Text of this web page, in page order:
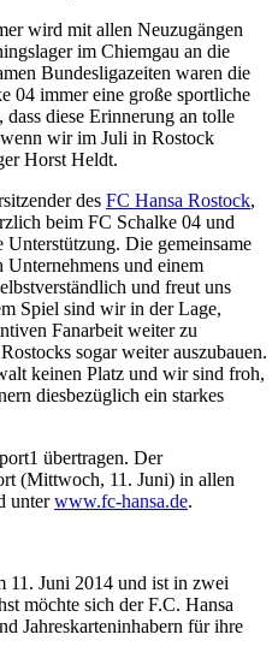
wird mit allen Neuzugängen
im Chiemgau an die
Bundesligazeiten waren die
04 immer eine große sportliche
diese Erinnerung an tolle
wir im Juli in Rostock
Horst Heldt.
des FC Hansa Rostock,
beim FC Schalke 04 und
Unterstützung. Die gemeinsame
und einem
und freut uns
Spiel sind wir in der Lage,
Fanarbeit weiter zu
sogar weiter auszubauen.
keinen Platz und wir sind froh,
diesbezüglich ein starkes
übertragen. Der
(Mittwoch, 11. Juni) in allen
unterwww.fc-hansa.de.
11. Juni 2014 und ist in zwei
möchte sich der F.C. Hansa
Jahreskarteninhabern für ihre